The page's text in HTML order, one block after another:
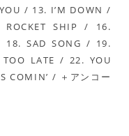
/ 13. I’M DOWN /
SHIP / 16.
18. SAD SONG / 19.
LATE / 22. YOU
COMIN’ / ＋アンコー